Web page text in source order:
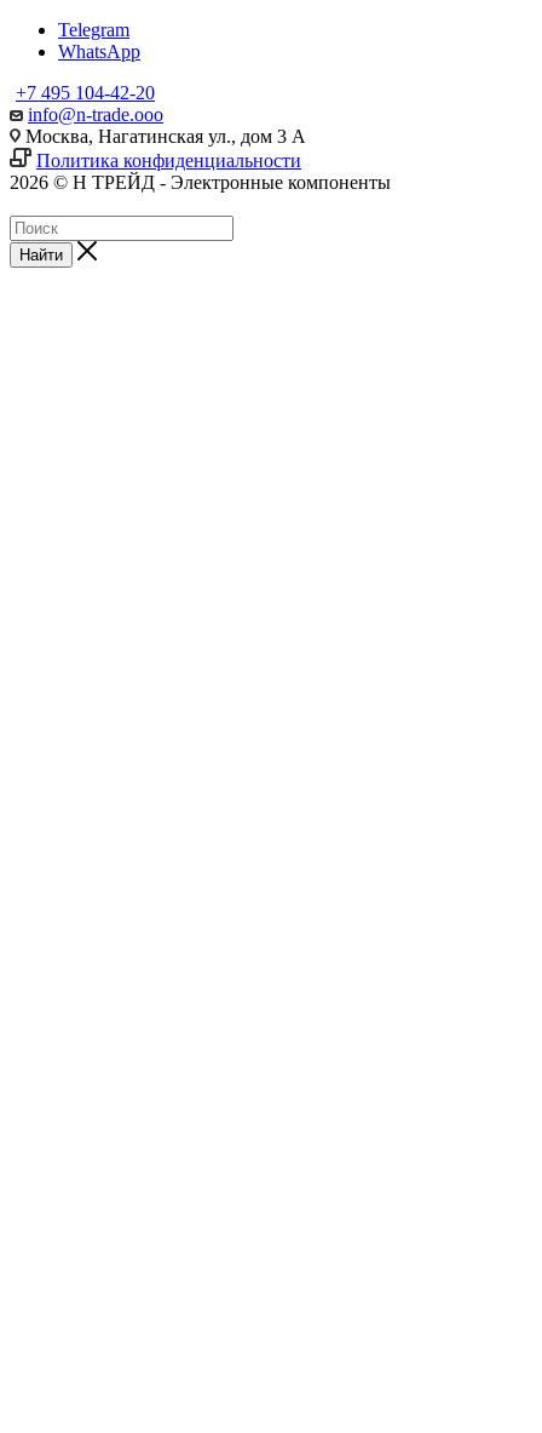
Telegram
WhatsApp
+7 495 104-42-20
info@n-trade.ooo
Москва, Нагатинская ул., дом 3 А
Политика конфиденциальности
2026 © Н ТРЕЙД - Электронные компоненты
Найти